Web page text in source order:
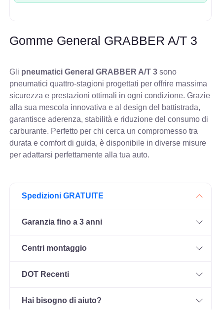
Gomme General GRABBER A/T 3
Gli pneumatici General GRABBER A/T 3 sono
pneumatici quattro-stagioni progettati per offrire massima
sicurezza e prestazioni ottimali in ogni condizione. Grazie
alla sua mescola innovativa e al design del battistrada,
garantisce aderenza, stabilità e riduzione del consumo di
carburante. Perfetto per chi cerca un compromesso tra
durata e comfort di guida, è disponibile in diverse misure
per adattarsi perfettamente alla tua auto.
Spedizioni GRATUITE
Garanzia fino a 3 anni
Centri montaggio
DOT Recenti
Hai bisogno di aiuto?